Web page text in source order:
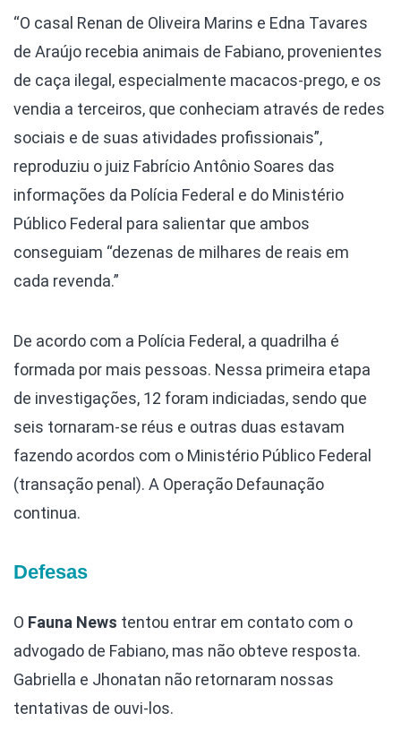
“O casal Renan de Oliveira Marins e Edna Tavares
de Araújo recebia animais de Fabiano, provenientes
de caça ilegal, especialmente macacos-prego, e os
vendia a terceiros, que conheciam através de redes
sociais e de suas atividades profissionais”,
reproduziu o juiz Fabrício Antônio Soares das
informações da Polícia Federal e do Ministério
Público Federal para salientar que ambos
conseguiam “dezenas de milhares de reais em
cada revenda.”
De acordo com a Polícia Federal, a quadrilha é
formada por mais pessoas. Nessa primeira etapa
de investigações, 12 foram indiciadas, sendo que
seis tornaram-se réus e outras duas estavam
fazendo acordos com o Ministério Público Federal
(transação penal). A Operação Defaunação
continua.
Defesas
O Fauna News tentou entrar em contato com o
advogado de Fabiano, mas não obteve resposta.
Gabriella e Jhonatan não retornaram nossas
tentativas de ouvi-los.